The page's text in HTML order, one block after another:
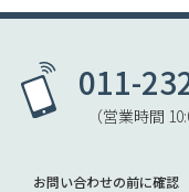
011-
（営業時間
お問い合わせの前に確認